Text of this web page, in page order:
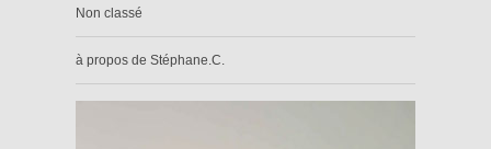
Non classé
à propos de Stéphane.C.